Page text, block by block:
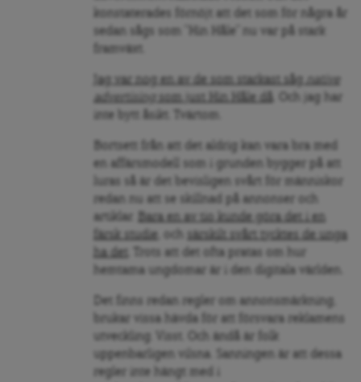
konstaterades förnöjt att det som för några år
sedan sågs som ”Hin Håle” nu var på stark
framväxt.
Jag var nog en av de som starkast såg native
advertising
som just Hin Håle då
. Och jag har
inte bytt åsikt. Tvärtom.
Bortsett från att det aldrig kan vara bra med
en affärsmodell som i grunden bygger på att
luras så är det bevisligen svårt för människor
redan nu att se skillnad på annonser och
artiklar.
Bara en av tio kunde göra det i en
färsk studie
särskilt svårt tycktes de unga
ha det
. Trots att det ofta pratas om hur
hemtama ungdomar är i den digitala världen.
Det finns redan regler om annonsmärkning,
brukar vissa hävda för att försvara reklamens
utveckling. Visst. Och ändå är folk
uppenbarligen vilsna. Sanningen är att dessa
regler inte hängt med i